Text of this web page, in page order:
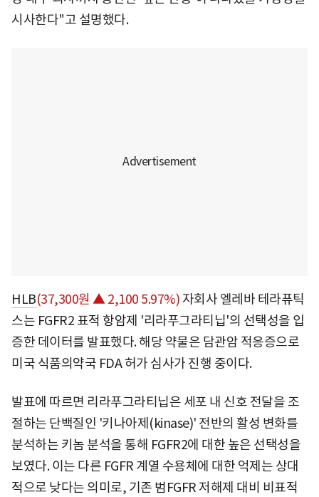
시사한다"고 설명했다.
HLB(37,300원 ▲ 2,100 5.97%) 자회사 엘레바 테라퓨틱
스는 FGFR2 표적 항암제 '리라푸그라티닙'의 선택성을 입
증한 데이터를 발표했다. 해당 약물은 담관암 적응증으로
미국 식품의약국 FDA 허가 심사가 진행 중이다.
발표에 따르면 리라푸그라티닙은 세포 내 신호 전달을 조
절하는 단백질인 '키나아제(kinase)' 전반의 활성 변화를
분석하는 키놈 분석을 통해 FGFR2에 대한 높은 선택성을
보였다. 이는 다른 FGFR 계열 수용체에 대한 억제는 상대
적으로 낮다는 의미로, 기존 범FGFR 저해제 대비 비표적